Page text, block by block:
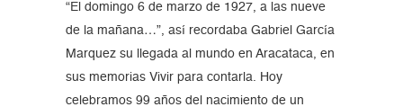
“El domingo 6 de marzo de 1927, a las nueve
de la mañana…”, así recordaba Gabriel García
Marquez su llegada al mundo en Aracataca, en
sus memorias Vivir para contarla. Hoy
celebramos 99 años del nacimiento de un